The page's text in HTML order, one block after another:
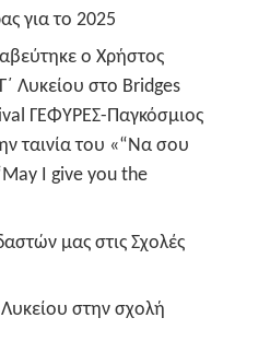
για το 2025
ο Χρήστος
Λυκείου στο Bridges
ΓΕΦΥΡΕΣ-Παγκόσμιος
ταινία του «“Να σου
I give you the
μας στις Σχολές
στην σχολή